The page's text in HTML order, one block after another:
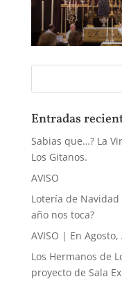
Entradas
Sabias que…? La
Los Gitanos.
AVISO
Lotería de Navidad
año nos toca?
AVISO | En
Los Hermanos de
proyecto de Sala